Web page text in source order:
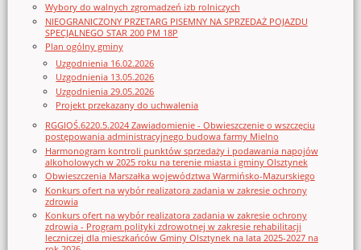
Wybory do walnych zgromadzeń izb rolniczych
NIEOGRANICZONY PRZETARG PISEMNY NA SPRZEDAŻ POJAZDU
SPECJALNEGO STAR 200 PM 18P
Plan ogólny gminy
Uzgodnienia 16.02.2026
Uzgodnienia 13.05.2026
Uzgodnienia 29.05.2026
Projekt przekazany do uchwalenia
RGGIOŚ.6220.5.2024 Zawiadomienie - Obwieszczenie o wszczęciu
postępowania administracyjnego budowa farmy Mielno
Harmonogram kontroli punktów sprzedaży i podawania napojów
alkoholowych w 2025 roku na terenie miasta i gminy Olsztynek
Obwieszczenia Marszałka województwa Warmińsko-Mazurskiego
Konkurs ofert na wybór realizatora zadania w zakresie ochrony
zdrowia
Konkurs ofert na wybór realizatora zadania w zakresie ochrony
zdrowia - Program polityki zdrowotnej w zakresie rehabilitacji
leczniczej dla mieszkańców Gminy Olsztynek na lata 2025-2027 na